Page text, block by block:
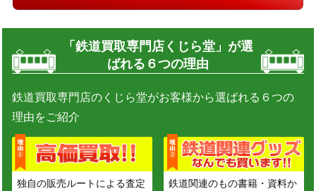
「鉄道買取専門店くじら堂」が選
ばれる６つの理由
鉄道買取専門店のくじら堂がお客様から選ばれる６つの
理由をご紹介
独自の販売ルートによる査定
鉄道関連のもの書籍・資料か